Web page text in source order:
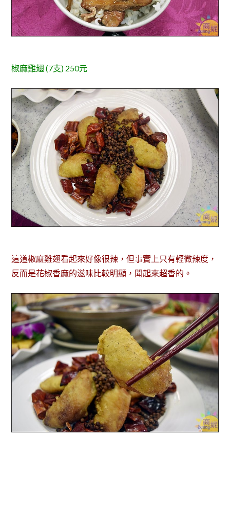
椒麻雞翅 (7支) 250元
這道椒麻雞翅看起來好像很辣，但事實上只有輕微辣度，
反而是花椒香麻的滋味比較明顯，聞起來超香的。